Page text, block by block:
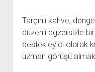
Tarçınlı kahve,
düzenli egzersizle
destekleyici olarak
uzman görüşü